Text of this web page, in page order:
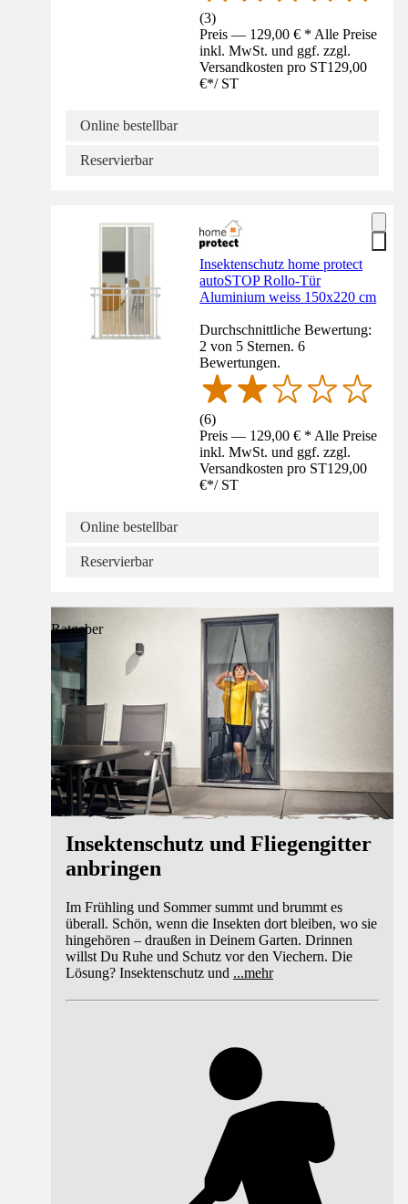
(3)
Preis — 129,00 € * Alle Preise
inkl. MwSt. und ggf. zzgl.
Versandkosten pro ST129,00
€*/ ST
Online bestellbar
Reservierbar
Insektenschutz home protect
autoSTOP Rollo-Tür
Aluminium weiss 150x220 cm
Durchschnittliche Bewertung:
2 von 5 Sternen. 6
Bewertungen.
(6)
Preis — 129,00 € * Alle Preise
inkl. MwSt. und ggf. zzgl.
Versandkosten pro ST129,00
€*/ ST
Online bestellbar
Reservierbar
Ratgeber
Insektenschutz und Fliegengitter
anbringen
Im Frühling und Sommer summt und brummt es
überall. Schön, wenn die Insekten dort bleiben, wo sie
hingehören – draußen in Deinem Garten. Drinnen
willst Du Ruhe und Schutz vor den Viechern. Die
Lösung? Insektenschutz und ...mehr